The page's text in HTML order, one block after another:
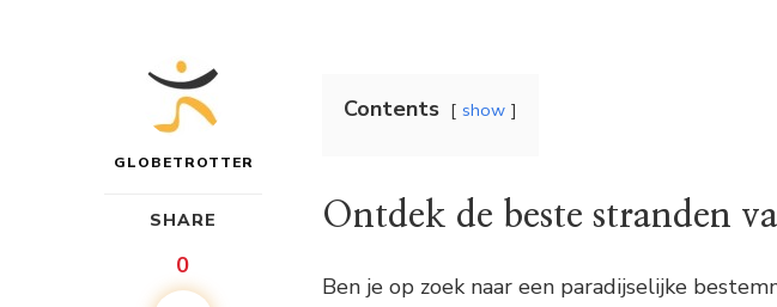
GLOBETROTTER
SHARE
0
Contents show
Ontdek de beste stranden
Ben je op zoek naar een paradijselijke